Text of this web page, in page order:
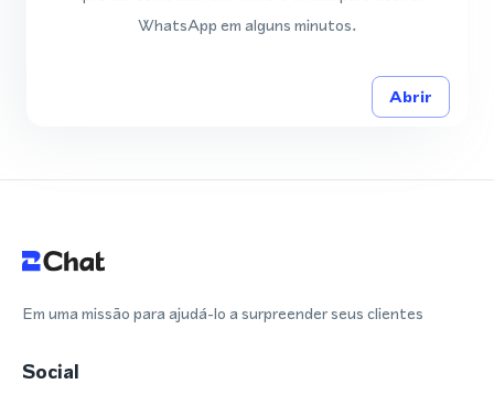
WhatsApp em alguns minutos.
Abrir
Em uma missão para ajudá-lo a surpreender seus clientes
Social